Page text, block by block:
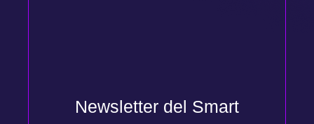
Newsletter del Smart